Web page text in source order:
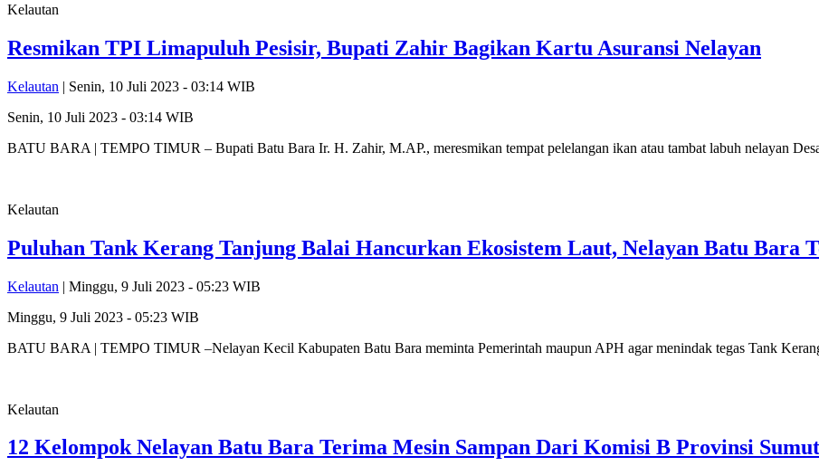
Kelautan
Resmikan TPI Limapuluh Pesisir, Bupati Zahir Bagikan Kartu Asuransi Nelayan
Kelautan | Senin, 10 Juli 2023 - 03:14 WIB
Senin, 10 Juli 2023 - 03:14 WIB
BATU BARA | TEMPO TIMUR – Bupati Batu Bara Ir. H. Zahir, M.AP., meresmikan tempat pelelangan ikan atau tambat labuh nelayan
Kelautan
Puluhan Tank Kerang Tanjung Balai Hancurkan Ekosistem Laut, Nelayan Batu Bara
Kelautan | Minggu, 9 Juli 2023 - 05:23 WIB
Minggu, 9 Juli 2023 - 05:23 WIB
BATU BARA | TEMPO TIMUR –Nelayan Kecil Kabupaten Batu Bara meminta Pemerintah maupun APH agar menindak tegas Tank
Kelautan
12 Kelompok Nelayan Batu Bara Terima Mesin Sampan Dari Komisi B Provinsi Sumut